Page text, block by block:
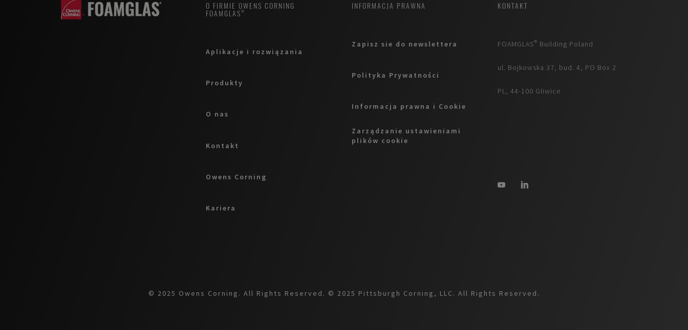
O FIRMIE OWENS CORNING
FOAMGLAS®
Aplikacje i rozwiązania
Produkty
O nas
Kontakt
Owens Corning
Kariera
INFORMACJA PRAWNA
Zapisz sie do newslettera
Polityka Prywatności
Informacja prawna i Cookie
Zarządzanie ustawieniami
plików cookie
KONTAKT
FOAMGLAS® Building Poland
ul. Bojkowska 37, bud. 4, PO Box 2
PL, 44-100 Gliwice
© 2025 Owens Corning. All Rights Reserved. © 2025 Pittsburgh Corning, LLC. All Rights Reserved.